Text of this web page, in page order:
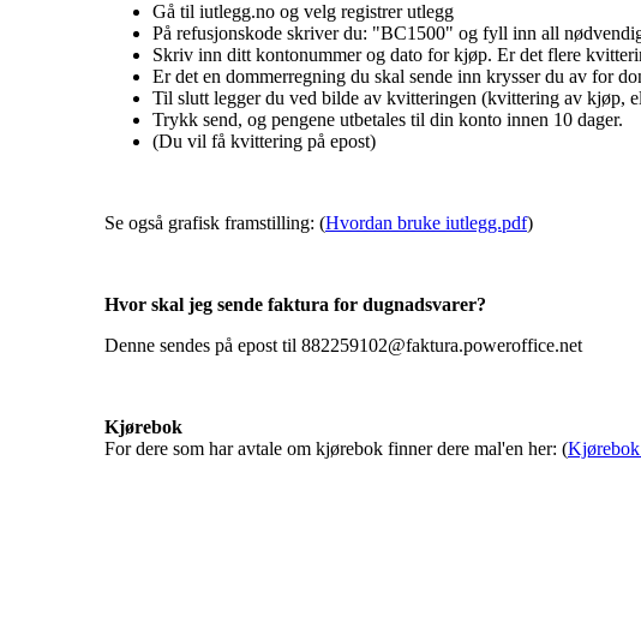
Gå til iutlegg.no og velg registrer utlegg
På refusjonskode skriver du: "BC1500" og fyll inn all
Skriv inn ditt kontonummer og dato for kjøp. Er det flere
Er det en dommerregning du skal sende inn krysser du av for
Til slutt legger du ved bilde av kvitteringen (kvittering av kjøp,
Trykk send, og pengene utbetales til din konto innen 10 dager.
(Du vil få kvittering på epost)
Se også grafisk framstilling: (Hvordan bruke iutlegg.pdf)
Hvor skal jeg sende faktura for dugnadsvarer?
Denne sendes på epost til 882259102@faktura.poweroffice.net
Kjørebok
For dere som har avtale om kjørebok finner dere mal'en her: (